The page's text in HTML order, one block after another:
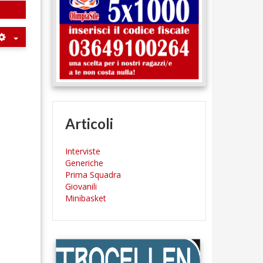
Articoli
Interviste
Generiche
Prima Squadra
Giovanili
Minibasket